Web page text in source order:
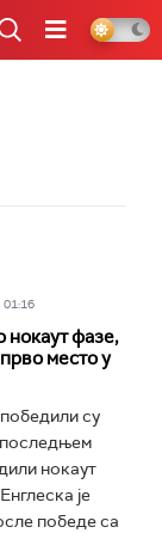
нокаут фазе,
место у
су
последњем
нокаут
је
победе са